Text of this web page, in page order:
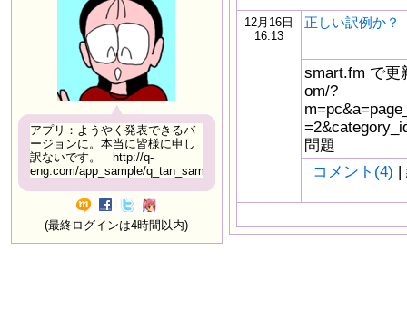
アプリ：ようやく発表できるバ
ージョンに。本当に皆様に申し
訳ないです。 http://q-
eng.com/app_sample/q_tan_sample06.html
(最終ログインは4時間以内)
12月16日
16:13
正しい訳例か？
smart.fm で更
om/?
問題
コメント(4) |